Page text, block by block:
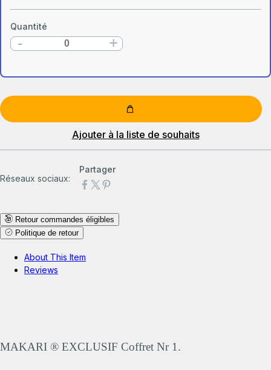
Quantité
- +
Ajouter à la liste de souhaits
Réseaux sociaux:
Partager
Retour commandes éligibles
Politique de retour
About This Item
Reviews
MAKARI ® EXCLUSIF Coffret Nr 1.